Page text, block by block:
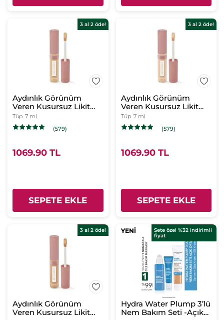
3 al 2 öde!
Aydınlık Görünüm
Veren Kusursuz Likit
Kapatıcı Bej 100
Tüp 7 ml
(579)
1069.90 TL
SEPETE EKLE
3 al 2 öde!
Aydınlık Görünüm
Veren Kusursuz Likit
Kapatıcı Pembe 200
Tüp 7 ml
(579)
1069.90 TL
SEPETE EKLE
3 al 2 öde!
Aydınlık Görünüm
Veren Kusursuz Likit
YENİ
YENİ
Sete özel %32 indirimli
fiyat
Hydra Water Plump 3’lü
Nem Bakım Seti -Açık